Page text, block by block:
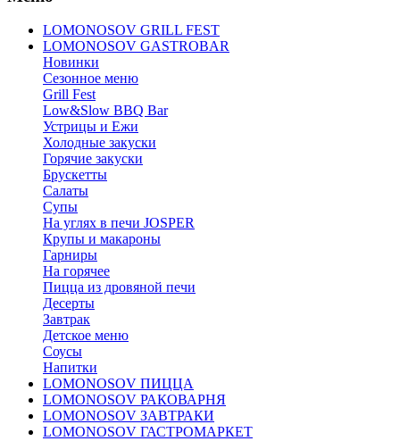
LOMONOSOV GRILL FEST
LOMONOSOV GASTROBAR
Новинки
Сезонное меню
Grill Fest
Low&Slow BBQ Bar
Устрицы и Ежи
Холодные закуски
Горячие закуски
Брускетты
Салаты
Супы
На углях в печи JOSPER
Крупы и макароны
Гарниры
На горячее
Пицца из дровяной печи
Десерты
Завтрак
Детское меню
Соусы
Напитки
LOMONOSOV ПИЦЦА
LOMONOSOV РАКОВАРНЯ
LOMONOSOV ЗАВТРАКИ
LOMONOSOV ГАСТРОМАРКЕТ